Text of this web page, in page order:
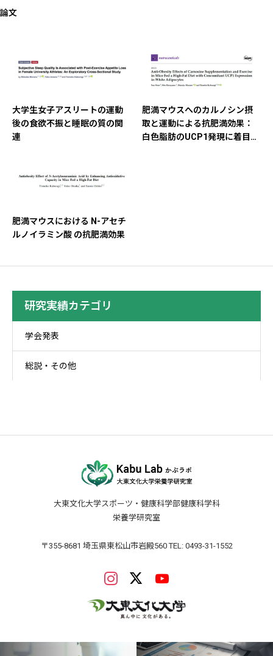
論文
大学生女子アスリートの運動
後の食欲不振と睡眠の質の関
連
肥満マウスへのカルノシン摂
取と運動による抗肥満効果：
白色脂肪のUCP1発現に着目し
肥満マウスにおける N-アセチ
ルノイラミン酸 の抗肥満効果
研究実績カテゴリ
学会発表
総説・その他
大東文化大学スポーツ・健康科学部健康科学科
栄養学研究室
〒355-8681 埼玉県東松山市岩殿560 TEL: 0493-31-1552